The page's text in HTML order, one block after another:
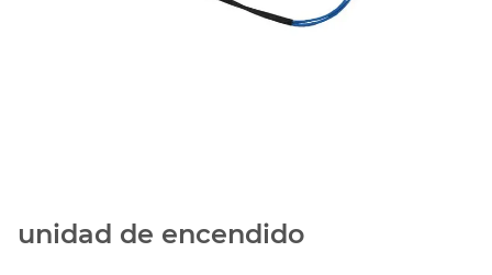
unidad de encendido